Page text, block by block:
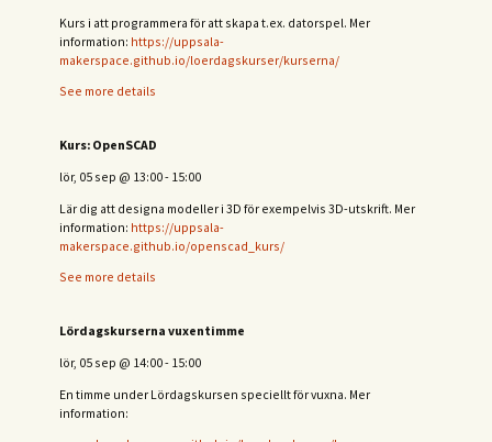
Kurs i att programmera för att skapa t.ex. datorspel. Mer
information: https://uppsala-
makerspace.github.io/loerdagskurser/kurserna/
See more details
Kurs: OpenSCAD
lör, 05 sep @ 13:00- 15:00
Lär dig att designa modeller i 3D för exempelvis 3D-utskrift. Mer
information: https://uppsala-
makerspace.github.io/openscad_kurs/
See more details
Lördagskurserna vuxentimme
lör, 05 sep @ 14:00- 15:00
En timme under Lördagskursen speciellt för vuxna. Mer
information: